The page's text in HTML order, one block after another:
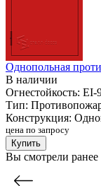
Однопольная
В наличии
Огнестойкость: EI-
Тип:
Конструкция:
цена по запросу
Купить
Вы смотрели ранее